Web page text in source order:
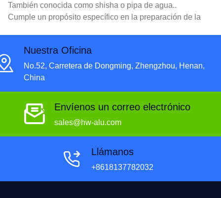
También conocida como shisha o pipa de agua..
Cumple un propósito específico en la preparación de la
Nuestra Oficina
No.52, Carretera de Dongming, Zhengzhou, Henan,
China
Envíenos un correo electrónico
sales@hw-alu.com
Llámanos
+8618137782032